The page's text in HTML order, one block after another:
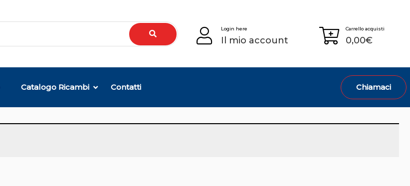
Login here
Il mio account
Carrello acquisti
0,00€
Catalogo Ricambi Contatti Chiamaci